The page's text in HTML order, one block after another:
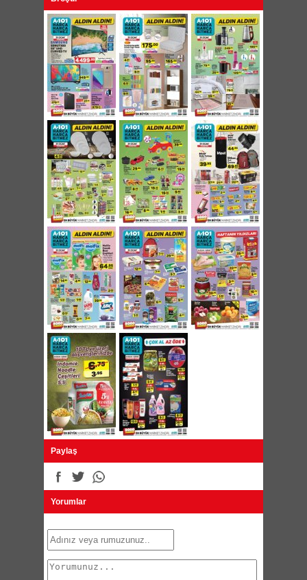
Kapaklı Porselen Kupa 12,50 TL
Gravürlü Kovanoz 2,95 TL
Rooc Desenli Bıçak 4,95 TL
Kepçe Altlığı 2,50 TL
Ahşap Kaşıklar 2 TL
Katlanabilir Pazar Arabası 45 TL
Oyuncak İlk Arabam 39,95 TL
Pilli Uzaktan Kumandalı Araba 29,95 TL
Oyuncak Lisanslı Metal Araçlar 1:64 Ölçek
6,95 TL
Oyuncak Lisanslı Metal Araçlar 1:32 Ölçek
19,95 TL
Oyuncak Sürtmeli İnşaat Araçları 8,95 TL
Oyuncak Nostaljik Araçlar 19,95 TL
Oyuncak Bez Bebek 19,95 TL
Oyuncak Çay Seti 9,95 TL
Akıl Oyunu 16,95 TL
Oyuncak Ahşap Puzzle 8,95 TL
Boyama Kitabı Çeşitleri 1,95 TL
Sabahattin Ali Kitap Çeşitleri 3,95 TL
Molfix Çocuk Bezi Çeşitleri 64,95 TL
ABC Konsantre Yumuşatıcı 1440ml 12,95 TL
Hypo Çamaşır Suyu 4 Litre 7,45 TL
ABC Toz Deterjan 10 Kg 39,95 TL
Banat Nostalji Diş Fırçası 1+1 2,90 TL
CP Dondurulmuş Bütün Piliç 7,95 TL
Yörsan Kaymaklı Tava Yoğurdu 2 Kg 12,50 TL
Torku Banada Kakaolu Fındık Kreması 450g
7,95 TL
Yudum Omega 3 Bitkisel Sıvı Yağ 5 Litre
29,90 TL
Erpiliç Piliç Göynük Köfte 500g 6,95 TL
Sek Labne / Süt Beyaz 200g 5,75 TL
İnci Ihlamur 50g 6,95 TL
Feast Dondurulmuş Sucuklu Gurme Pizza
450g 9,95 TL
Namet Hindi Kokteyl Sosis 400g 7,45 TL
Sek Pastörize Süt Çeşitleri 200ml 1,95 TL
Cafex Soğuk Kahve Çeşitleri 1 Litre 6,75 TL
Nimet Dondurulmuş Taze Fasulye 450g 4,45
TL
Çerezya Çiğ Kokteyl 180g 14,95 TL
Invite Adore Kek Çeşitleri 55g 0,90 TL
Tio Chacobear Kakao Kaplamalı Kek 60g 0,90
TL
Paylaş
Yorumlar